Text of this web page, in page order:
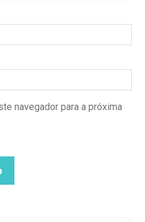
navegador para a próxima